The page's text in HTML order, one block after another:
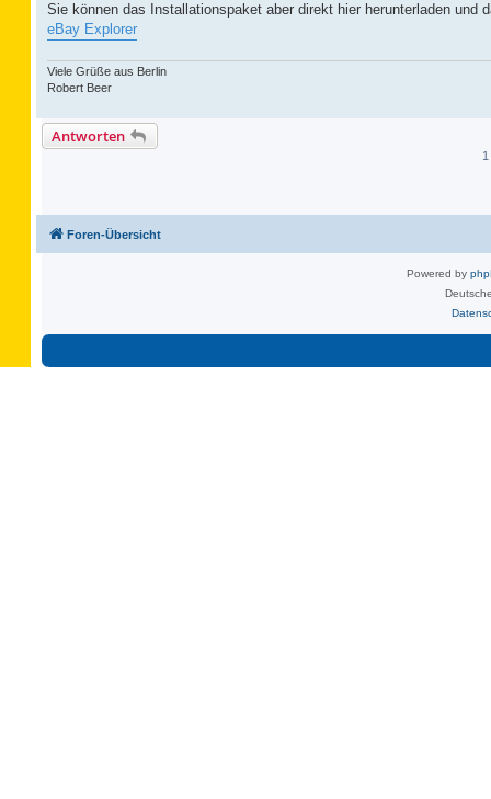
Sie können das Installationspaket aber direkt hier herunterladen und
eBay Explorer
Viele Grüße aus Berlin
Robert Beer
Antworten
Foren-Übersicht
Powered by